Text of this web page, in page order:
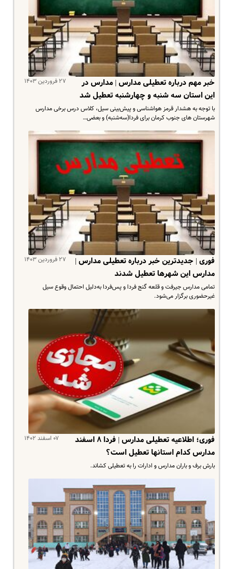
۲۷ فروردین ۱۴۰۳
خبر مهم درباره تعطیلی مدارس | مدارس در
این استان سه شنبه و چهارشنبه تعطیل شد
با توجه به هشدار قرمز هواشناسی و پیش‌بینی سیل، کلاس درس برخی مدارس
شهرستان های جنوب کرمان برای فردا(سه‌شنبه) و بعضی…
۲۷ فروردین ۱۴۰۳
فوری | جدیدترین خبر درباره تعطیلی مدارس |
مدارس این شهرها تعطیل شدند
تمامی مدارس جیرفت و قلعه گنج فردا و پس‌فردا به‌دلیل احتمال وقوع سیل
غیرحضوری برگزار می‌شود.
۰۷ اسفند ۱۴۰۲
فوری؛ اطلاعیه تعطیلی مدارس | فردا ۸ اسفند
مدارس کدام استانها تعطیل است؟
بارش برف و باران مدارس و ادارات را به تعطیلی کشاند.